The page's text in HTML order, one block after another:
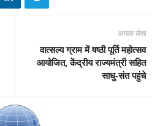
अगला लेख
वात्सल्य ग्राम में षष्ठी पूर्ति महोत्सव
आयोजित, केंद्रीय राज्यमंत्री सहित
साधु-संत पहुंचे